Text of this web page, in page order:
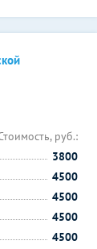
руб.:
3800
4500
4500
4500
4500